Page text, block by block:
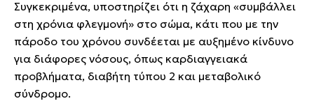
Συγκεκριμένα, υποστηρίζει ότι η ζάχαρη «συμβάλλει
στη χρόνια φλεγμονή» στο σώμα, κάτι που με την
πάροδο του χρόνου συνδέεται με αυξημένο κίνδυνο
για διάφορες νόσους, όπως καρδιαγγειακά
προβλήματα, διαβήτη τύπου 2 και μεταβολικό
σύνδρομο.